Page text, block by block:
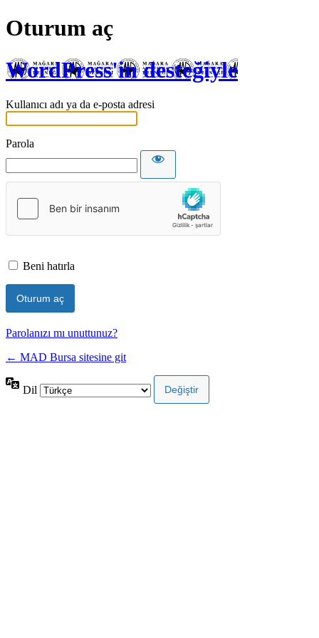
Oturum aç
WordPress'in desteğiyle
Kullanıcı adı ya da e-posta adresi
Parola
Beni hatırla
Parolanızı mı unuttunuz?
← MAD Bursa sitesine git
Dil